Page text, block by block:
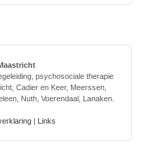
psychosociale therapie
Cadier en Keer, Meerssen,
Nuth, Voerendaal, Lanaken.
| Links